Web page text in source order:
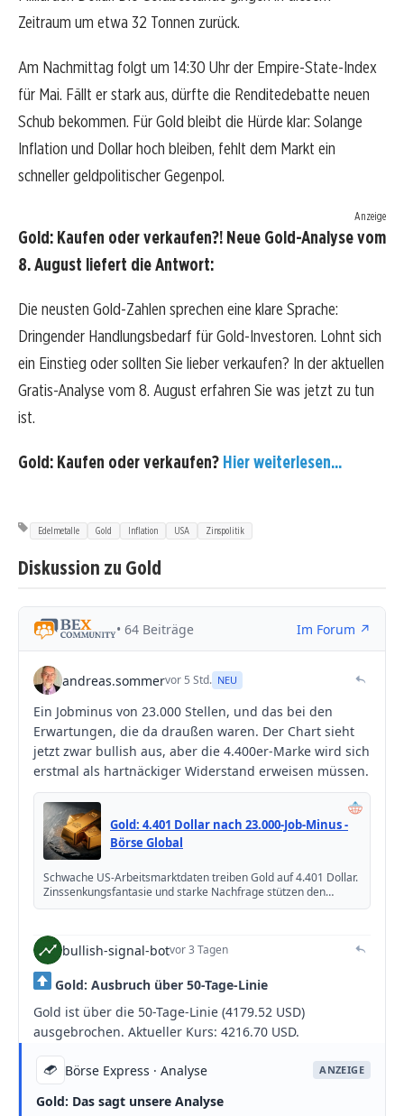
Zeitraum um etwa 32 Tonnen zurück.
Am Nachmittag folgt um 14:30 Uhr der Empire-State-Index
für Mai. Fällt er stark aus, dürfte die Renditedebatte neuen
Schub bekommen. Für Gold bleibt die Hürde klar: Solange
Inflation und Dollar hoch bleiben, fehlt dem Markt ein
schneller geldpolitischer Gegenpol.
Anzeige
Gold: Kaufen oder verkaufen?! Neue Gold-Analyse vom
8. August liefert die Antwort:
Die neusten Gold-Zahlen sprechen eine klare Sprache:
Dringender Handlungsbedarf für Gold-Investoren. Lohnt sich
ein Einstieg oder sollten Sie lieber verkaufen? In der aktuellen
Gratis-Analyse vom 8. August erfahren Sie was jetzt zu tun
ist.
Gold: Kaufen oder verkaufen? Hier weiterlesen...
Edelmetalle Gold Inflation USA Zinspolitik
Diskussion zu Gold